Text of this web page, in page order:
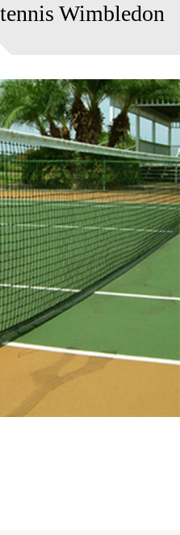
Wimbledon